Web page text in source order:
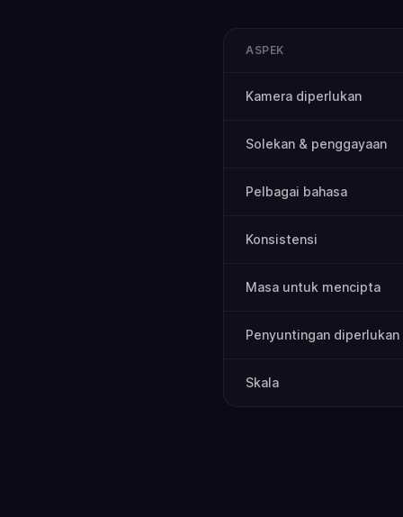
ASPEK
Kamera diperlukan
Solekan & penggayaan
Pelbagai bahasa
Konsistensi
Masa untuk mencipta
Penyuntingan diperlukan
Skala